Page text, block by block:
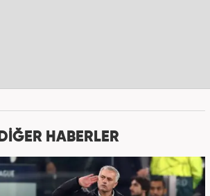
DİĞER HABERLER